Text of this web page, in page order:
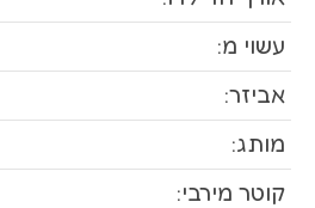
עשוי מ:
אביזר:
מותג:
קוטר מירבי: